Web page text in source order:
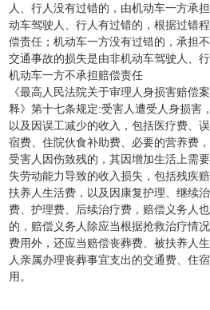
人、行人没有过错的，由机动车一方承
动车驾驶人、行人有过错的，根据过错
偿责任；机动车一方没有过错的，承担
交通事故的损失是由非机动车驾驶人、
机动车一方不承担赔偿责任
《最高人民法院关于审理人身损害赔偿
释》第十七条规定:受害人遭受人身损害
以及因误工减少的收入，包括医疗费、
宿费、住院伙食补助费、必要的营养费
受害人因伤致残的，其因增加生活上需
失劳动能力导致的收入损失，包括残疾
扶养人生活费，以及因康复护理、继续
费、护理费、后续治疗费，赔偿义务人
的，赔偿义务人除应当根据抢救治疗情
费用外，还应当赔偿丧葬费、被扶养人
人亲属办理丧葬事宜支出的交通费、住
用。